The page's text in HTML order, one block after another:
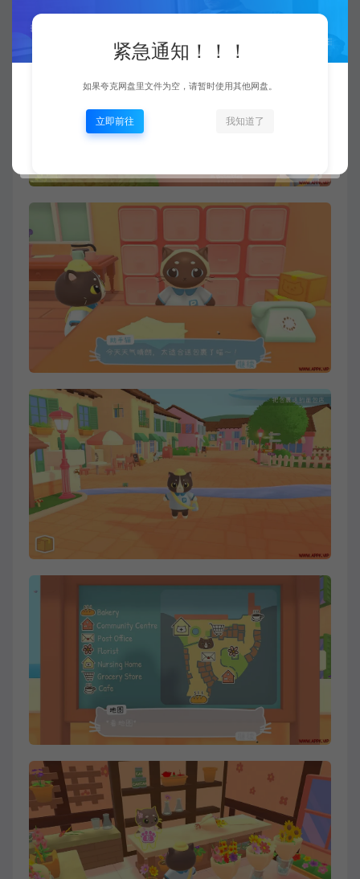
紧急通知！！！
如果夸克网盘里文件为空，请暂时使用其他网盘。
立即前往 我知道了